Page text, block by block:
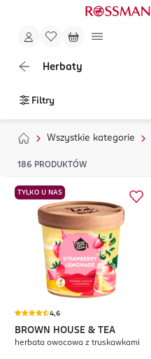
Herbaty
Filtry
Wszystkie kategorie
186 PRODUKTÓW
TYLKO U NAS
4,6
BROWN HOUSE & TEA
herbata owocowa z truskawkami